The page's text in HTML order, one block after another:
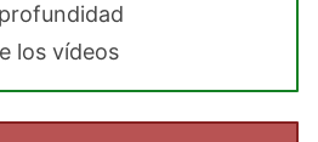
los vídeos